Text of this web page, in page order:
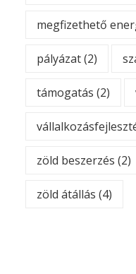
megfizethető
pályázat(2)
támogatás (2)
zöld beszerzés (2)
zöld átállás (4)